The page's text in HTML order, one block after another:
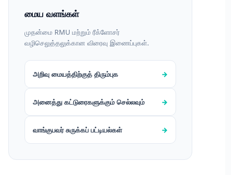
மைய வளங்கள்
முதன்மை RMU மற்றும் ரீக்ளோசர்
வழிசெலுத்தலுக்கான விரைவு இணைப்புகள்.
அறிவு மையத்திற்குத் திரும்புக →
அனைத்து கட்டுரைகளுக்கும் செல்லவும் →
வாங்குபவர் சுருக்கப் பட்டியல்கள் →